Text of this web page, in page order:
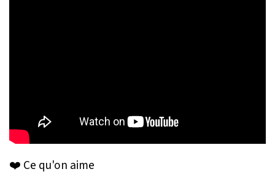
❤️ Ce qu'on aime